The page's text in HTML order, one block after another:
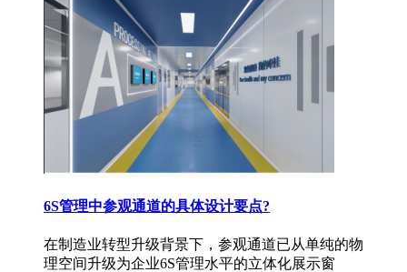
6S管理中参观通道的具体设计要点?
在制造业转型升级背景下，参观通道已从单纯的物
理空间升级为企业6S管理水平的立体化展示窗